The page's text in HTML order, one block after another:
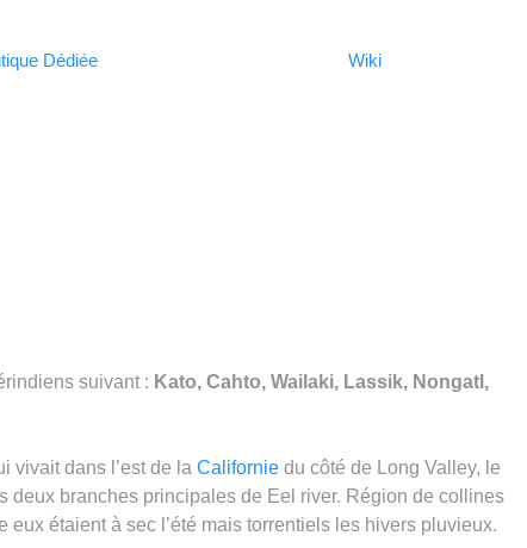
Dédiée Wiki
suivant : Kato, Cahto, Wailaki, Lassik, Nongatl,
vivait dans l’est de la Californie du côté de Long Valley, le
deux branches principales de Eel river. Région de collines
étaient à sec l’été mais torrentiels les hivers pluvieux.